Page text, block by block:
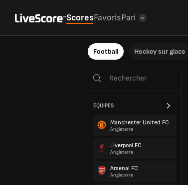
ScoresFavorisPari
Football Hockey sur glace
ÉQUIPES
Manchester United FC
Angleterre
Liverpool FC
Angleterre
Arsenal FC
Angleterre